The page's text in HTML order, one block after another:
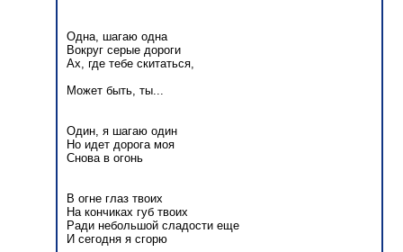
Одна, шагаю одна
Вокруг серые дороги
Ах, где тебе скитаться,
Может быть, ты...
Один, я шагаю один
Но идет дорога моя
Снова в огонь
В огне глаз твоих
На кончиках губ твоих
Ради небольшой сладости еще
И сегодня я сгорю